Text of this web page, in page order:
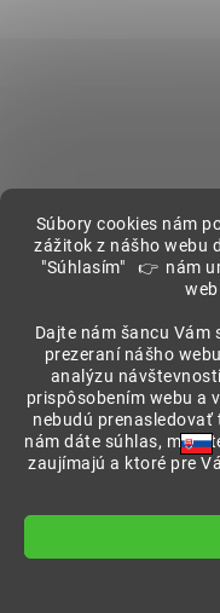
Súbory cookies nám
zážitok z nášho webu
"Súhlasím" 👉 nám
Dajte nám šancu
prezeraní nášho
analýzu
prispôsobením webu a
nebudú prenasledovať
nám dáte súhlas,
zaujímajú a ktoré pre
Showroom